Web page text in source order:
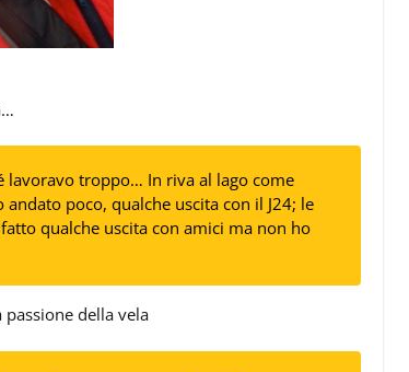
lavoravo troppo… In riva al lago come
poco, qualche uscita con il J24; le
qualche uscita con amici ma non ho
della vela